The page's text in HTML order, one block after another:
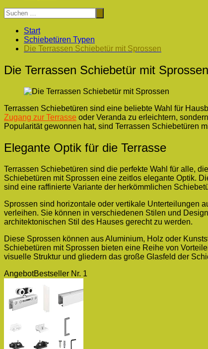
Start
Schiebetüren Typen
Die Terrassen Schiebetür mit Sprossen
Die Terrassen Schiebetür mit Sprossen
Terrassen Schiebetüren sind eine beliebte Wahl für
Zugang zur Terrasse oder Veranda zu erleichtern,
Popularität gewonnen hat, sind Terrassen Schiebetüren
Elegante Optik für die Terrasse
Terrassen Schiebetüren sind die perfekte Wahl für alle,
Schiebetüren mit Sprossen eine zeitlos elegante Optik.
sind eine raffinierte Variante der herkömmlichen
Sprossen sind horizontale oder vertikale Unterteilungen
verleihen. Sie können in verschiedenen Stilen und
architektonischen Stil des Hauses gerecht zu werden.
Diese Sprossen können aus Aluminium, Holz oder
Schiebetüren mit Sprossen bieten eine Reihe von
visuelle Struktur und gliedern das große Glasfeld der
AngebotBestseller Nr. 1